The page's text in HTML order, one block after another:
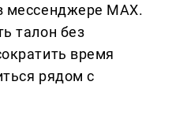
мессенджере MAX.
талон без
время
рядом с